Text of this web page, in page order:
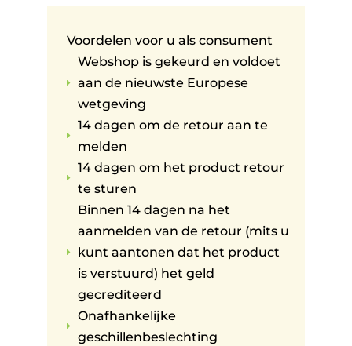
Voordelen voor u als consument
E
Webshop is gekeurd en voldoet
aan de nieuwste Europese
wetgeving
E
14 dagen om de retour aan te
melden
E
14 dagen om het product retour
te sturen
E
Binnen 14 dagen na het
aanmelden van de retour (mits u
kunt aantonen dat het product
is verstuurd) het geld
gecrediteerd
E
Onafhankelijke
geschillenbeslechting